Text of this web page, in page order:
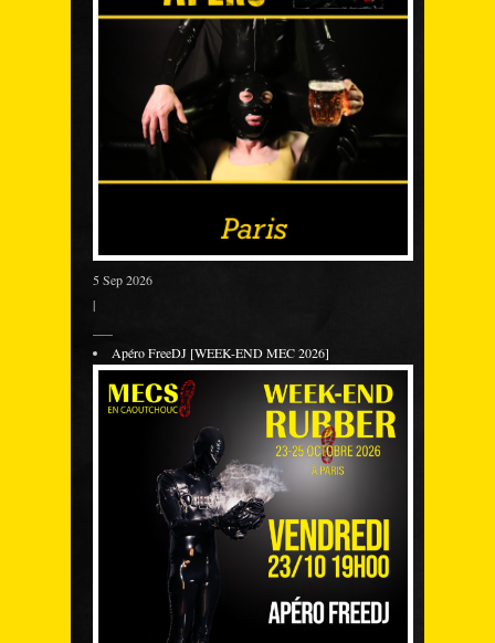
5 Sep 2026
|
Apéro FreeDJ [WEEK-END MEC 2026]